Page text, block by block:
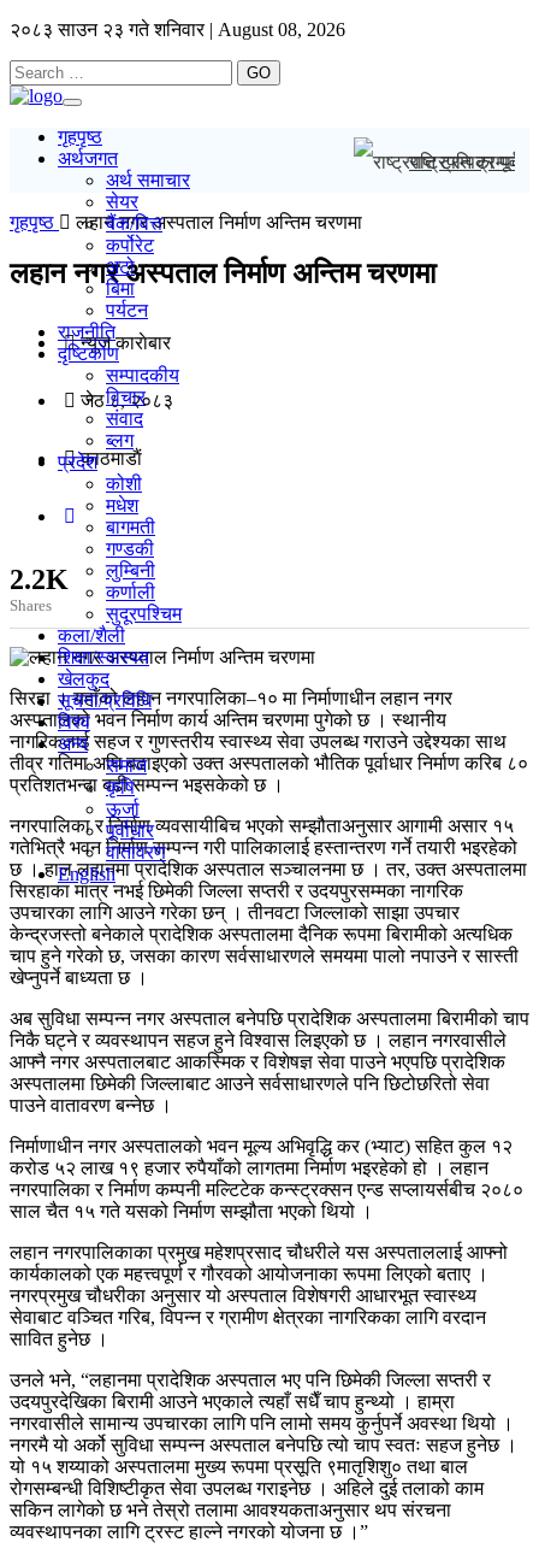
२०८३ साउन २३ गते शनिवार | August 08, 2026
GO
Toggle
navigation
गृहपृष्ठ
अर्थजगत
अर्थ समाचार
सेयर
बैंक/वित्त
कर्पोरेट
अटो
बिमा
पर्यटन
राजनीति
दृष्टिकोण
सम्पादकीय
विचार
संवाद
ब्लग
प्रदेश
कोशी
मधेश
बागमती
गण्डकी
लुम्बिनी
कर्णाली
सुदूरपश्चिम
कला/शैली
शिक्षा/स्वास्थ्य
खेलकुद
सूचना/प्रविधि
विश्व
अन्य
समाज
कृषि
ऊर्जा
पूर्वाधार
वातावरण
English
राष्ट्रपति ट्रम्पका
गृहपृष्ठ लहान नगर अस्पताल निर्माण अन्तिम चरणमा
लहान नगर अस्पताल निर्माण अन्तिम चरणमा
न्यूज काराेबार
जेठ ८, २०८३
काठमाडाैं
2.2K
Shares
सिरहा । यहाँको लहान नगरपालिका–१० मा निर्माणाधीन लहान नगर
अस्पतालको भवन निर्माण कार्य अन्तिम चरणमा पुगेको छ । स्थानीय
नागरिकलाई सहज र गुणस्तरीय स्वास्थ्य सेवा उपलब्ध गराउने उद्देश्यका साथ
तीव्र गतिमा अघि बढाइएको उक्त अस्पतालको भौतिक पूर्वाधार निर्माण करिब ८०
प्रतिशतभन्दा बढी सम्पन्न भइसकेको छ ।
नगरपालिका र निर्माण व्यवसायीबिच भएको सम्झौताअनुसार आगामी असार १५
गतेभित्रै भवन निर्माण सम्पन्न गरी पालिकालाई हस्तान्तरण गर्ने तयारी भइरहेको
छ । हाल लहानमा प्रादेशिक अस्पताल सञ्चालनमा छ । तर, उक्त अस्पतालमा
सिरहाका मात्र नभई छिमेकी जिल्ला सप्तरी र उदयपुरसम्मका नागरिक
उपचारका लागि आउने गरेका छन् । तीनवटा जिल्लाको साझा उपचार
केन्द्रजस्तो बनेकाले प्रादेशिक अस्पतालमा दैनिक रूपमा बिरामीको अत्यधिक
चाप हुने गरेको छ, जसका कारण सर्वसाधारणले समयमा पालो नपाउने र सास्ती
खेप्नुपर्ने बाध्यता छ ।
अब सुविधा सम्पन्न नगर अस्पताल बनेपछि प्रादेशिक अस्पतालमा बिरामीको चाप
निकै घट्ने र व्यवस्थापन सहज हुने विश्वास लिइएको छ । लहान नगरवासीले
आफ्नै नगर अस्पतालबाट आकस्मिक र विशेषज्ञ सेवा पाउने भएपछि प्रादेशिक
अस्पतालमा छिमेकी जिल्लाबाट आउने सर्वसाधारणले पनि छिटोछरितो सेवा
पाउने वातावरण बन्नेछ ।
निर्माणाधीन नगर अस्पतालको भवन मूल्य अभिवृद्धि कर (भ्याट) सहित कुल १२
करोड ५२ लाख १९ हजार रुपैयाँको लागतमा निर्माण भइरहेको हो । लहान
नगरपालिका र निर्माण कम्पनी मल्टिटेक कन्स्ट्रक्सन एन्ड सप्लायर्सबीच २०८०
साल चैत १५ गते यसको निर्माण सम्झौता भएको थियो ।
लहान नगरपालिकाका प्रमुख महेशप्रसाद चौधरीले यस अस्पताललाई आफ्नो
कार्यकालको एक महत्त्वपूर्ण र गौरवको आयोजनाका रूपमा लिएको बताए ।
नगरप्रमुख चौधरीका अनुसार यो अस्पताल विशेषगरी आधारभूत स्वास्थ्य
सेवाबाट वञ्चित गरिब, विपन्न र ग्रामीण क्षेत्रका नागरिकका लागि वरदान
सावित हुनेछ ।
उनले भने, “लहानमा प्रादेशिक अस्पताल भए पनि छिमेकी जिल्ला सप्तरी र
उदयपुरदेखिका बिरामी आउने भएकाले त्यहाँ सधैँ चाप हुन्थ्यो । हाम्रा
नगरवासीले सामान्य उपचारका लागि पनि लामो समय कुर्नुपर्ने अवस्था थियो ।
नगरमै यो अर्को सुविधा सम्पन्न अस्पताल बनेपछि त्यो चाप स्वतः सहज हुनेछ ।
यो १५ शय्याको अस्पतालमा मुख्य रूपमा प्रसूति ९मातृशिशु० तथा बाल
रोगसम्बन्धी विशिष्टीकृत सेवा उपलब्ध गराइनेछ । अहिले दुई तलाको काम
सकिन लागेको छ भने तेस्रो तलामा आवश्यकताअनुसार थप संरचना
व्यवस्थापनका लागि ट्रस्ट हाल्ने नगरको योजना छ ।”